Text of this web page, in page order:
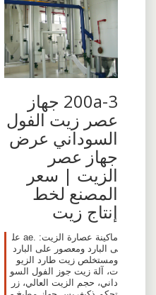
200a-3 جهاز
عصر زيت الفول
السوداني عرض
جهاز عصر
الزيت | سعر
المصنع لخط
إنتاج زيت
ماكينة عصارة الزيت: .ae عل
ى البارد ومعصور على البارد
ومستخلص زيت طارد الزيو
ت، آلة زيت جوز الفول السو
داني، حجم الزيت العالي، زر